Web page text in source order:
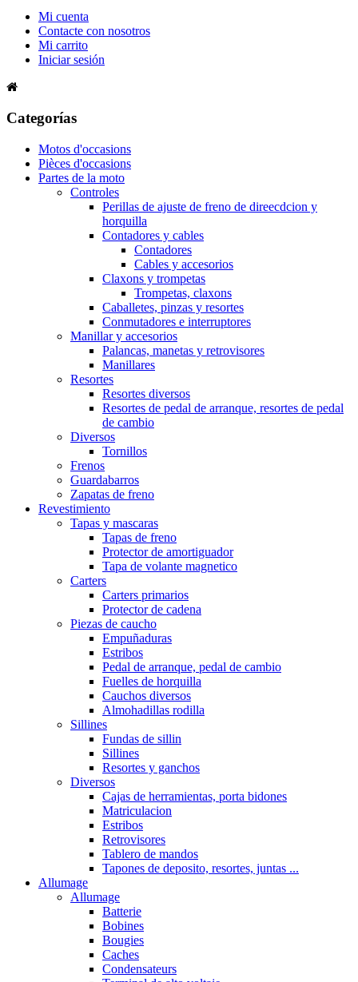
Mi cuenta
Contacte con nosotros
Mi carrito
Iniciar sesión
Categorías
Motos d'occasions
Pièces d'occasions
Partes de la moto
Controles
Perillas de ajuste de freno de direecdcion y
horquilla
Contadores y cables
Contadores
Cables y accesorios
Claxons y trompetas
Trompetas, claxons
Caballetes, pinzas y resortes
Conmutadores e interruptores
Manillar y accesorios
Palancas, manetas y retrovisores
Manillares
Resortes
Resortes diversos
Resortes de pedal de arranque, resortes de pedal
de cambio
Diversos
Tornillos
Frenos
Guardabarros
Zapatas de freno
Revestimiento
Tapas y mascaras
Tapas de freno
Protector de amortiguador
Tapa de volante magnetico
Carters
Carters primarios
Protector de cadena
Piezas de caucho
Empuñaduras
Estribos
Pedal de arranque, pedal de cambio
Fuelles de horquilla
Cauchos diversos
Almohadillas rodilla
Sillines
Fundas de sillin
Sillines
Resortes y ganchos
Diversos
Cajas de herramientas, porta bidones
Matriculacion
Estribos
Retrovisores
Tablero de mandos
Tapones de deposito, resortes, juntas ...
Allumage
Allumage
Batterie
Bobines
Bougies
Caches
Condensateurs